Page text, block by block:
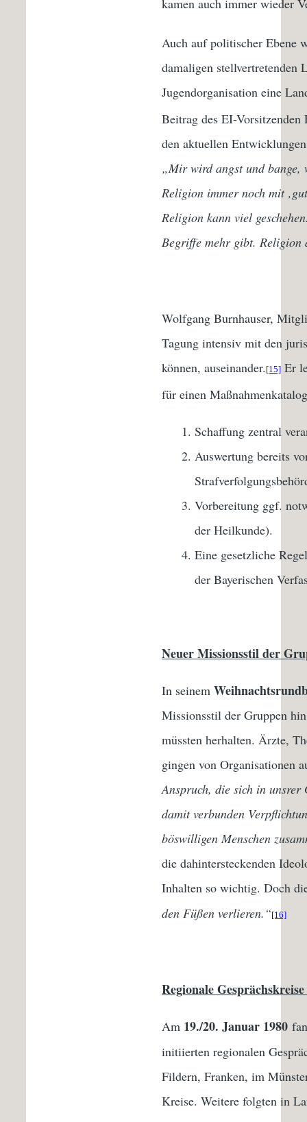
Auch auf politischer Ebene
damaligen stellvertretenden
Jugendorganisation eine
Beitrag des EI-
den aktuellen
„Mir wird angst und bange,
Religion immer noch mit
Religion kann viel
Begriffe mehr gibt. Religion
Wolfgang Burnhauser,
Tagung intensiv mit den
können, auseinander. [15] Er
für einen
Schaffung zentral
Auswertung bereits
Vorbereitung ggf.
der Heilkunde).
Eine gesetzliche
der Bayerischen
Neuer Missionsstil der
In seinem
Missionsstil der Gruppen
müssten herhalten. Ärzte,
gingen von Organisationen
Anspruch, die sich in unsrer
damit verbunden
böswilligen Menschen
die dahintersteckenden
Inhalten so wichtig. Doch
den Füßen verlieren.“[16]
Regionale
Am 19./20. Januar 1980
initiierten regionalen
Fildern, Franken, im
Kreise. Weitere folgten in